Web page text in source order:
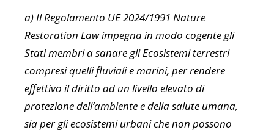
a) Il Regolamento UE 2024/1991 Nature
Restoration Law impegna in modo cogente gli
Stati membri a sanare gli Ecosistemi terrestri
compresi quelli fluviali e marini, per rendere
effettivo il diritto ad un livello elevato di
protezione dell’ambiente e della salute umana,
sia per gli ecosistemi urbani che non possono